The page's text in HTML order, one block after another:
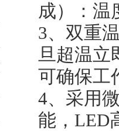
成）：温
3、双重
旦超温立
可确保工
4、采用
能，LED